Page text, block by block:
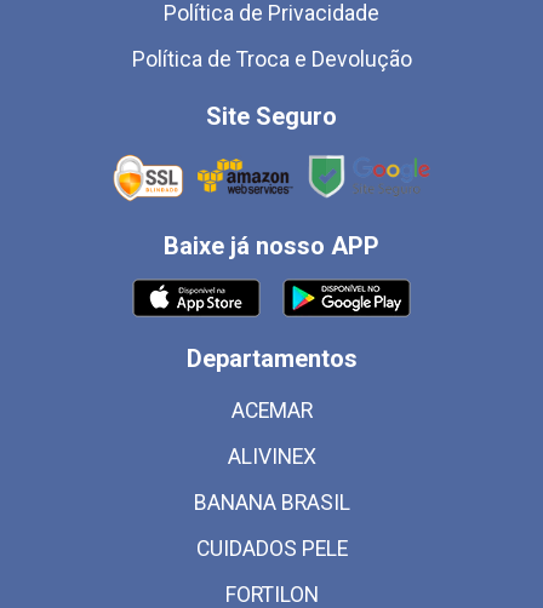
Política de Privacidade
Política de Troca e Devolução
Site Seguro
Baixe já nosso APP
Departamentos
ACEMAR
ALIVINEX
BANANA BRASIL
CUIDADOS PELE
FORTILON